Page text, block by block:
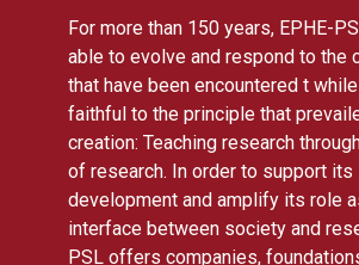
For more than 150 years, EPHE-
able to evolve and respond to the
that have been encountered t
faithful to the principle that
creation: Teaching research
of research. In order to support its
development and amplify its role
interface between society and
PSL offers companies,